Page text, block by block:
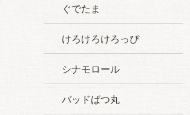
ぐでたま
けろけろけろっぴ
シナモロール
バッドばつ丸